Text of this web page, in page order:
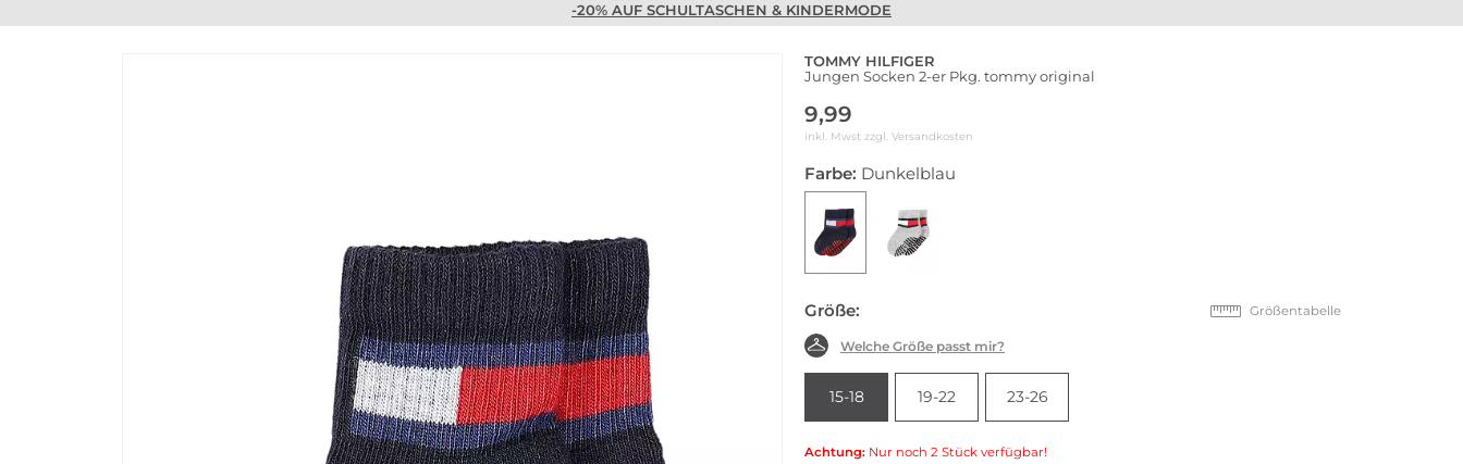
-20% AUF SCHULTASCHEN & KINDERMODE
TOMMY HILFIGER
Jungen Socken 2-er Pkg. tommy original
9,99
inkl. Mwst zzgl. Versandkosten
Farbe: Dunkelblau
Größe: Größentabelle
Welche Größe passt mir?
15-18 19-22 23-26
Achtung: Nur noch 2 Stück verfügbar!